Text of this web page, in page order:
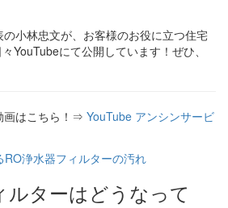
小林忠文が、お客様のお役に立つ住宅
YouTubeにて公開しています！ぜひ、
画はこちら！⇒ YouTube アンシンサービ
ルターはどうなって